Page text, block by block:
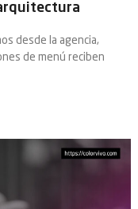
desde la agencia,
de menú reciben